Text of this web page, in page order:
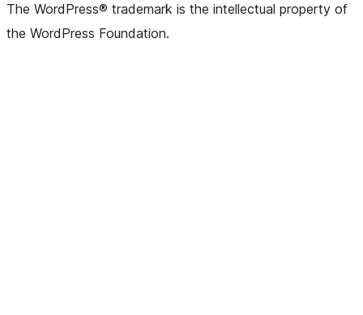
The WordPress® trademark is the intellectual property of
the WordPress Foundation.